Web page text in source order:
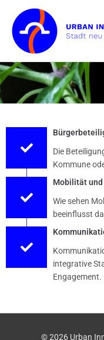
Inhalt
springen
Die
Kommune
Mobilität und
Wie sehen
beeinflusst
integrative
Engagement.
© 2026 Urban